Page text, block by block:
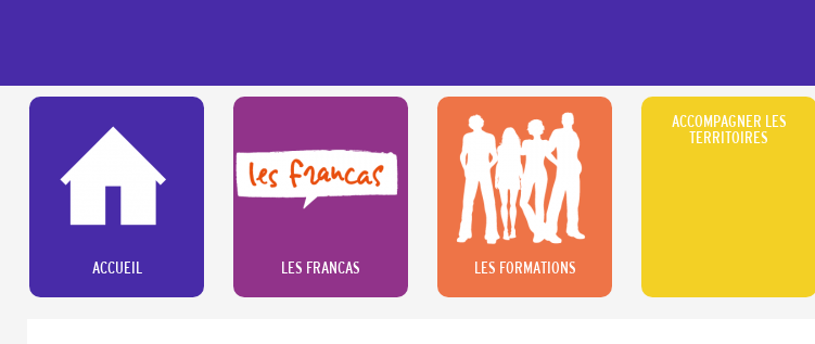
ACCUEIL LES FRANCAS LES FORMATIONS
ACCOMPAGNER LES
TERRITOIRES